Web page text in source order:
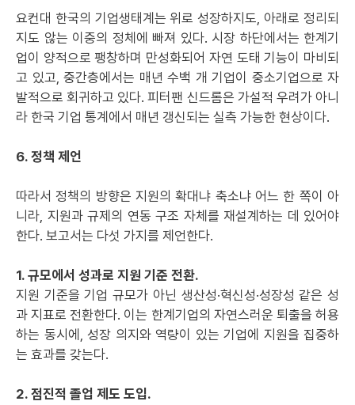
요컨대 한국의 기업생태계는 위로 성장하지도, 아래로 정리되
지도 않는 이중의 정체에 빠져 있다. 시장 하단에서는 한계기
업이 양적으로 팽창하며 만성화되어 자연 도태 기능이 마비되
고 있고, 중간층에서는 매년 수백 개 기업이 중소기업으로 자
발적으로 회귀하고 있다. 피터팬 신드롬은 가설적 우려가 아니
라 한국 기업 통계에서 매년 갱신되는 실측 가능한 현상이다.
6. 정책 제언
따라서 정책의 방향은 지원의 확대냐 축소냐 어느 한 쪽이 아
니라, 지원과 규제의 연동 구조 자체를 재설계하는 데 있어야
한다. 보고서는 다섯 가지를 제언한다.
1. 규모에서 성과로 지원 기준 전환.
지원 기준을 기업 규모가 아닌 생산성·혁신성·성장성 같은 성
과 지표로 전환한다. 이는 한계기업의 자연스러운 퇴출을 허용
하는 동시에, 성장 의지와 역량이 있는 기업에 지원을 집중하
는 효과를 갖는다.
2. 점진적 졸업 제도 도입.